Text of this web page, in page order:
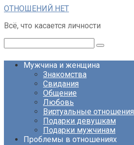
Перейти
контенту
ОТНОШЕНИЙ.НЕТ
Всё, что касается личности
Мужчина и женщина
Знакомства
Свидания
Общение
Любовь
Виртуальные отношения
Подарки девушкам
Подарки мужчинам
Проблемы в отношениях